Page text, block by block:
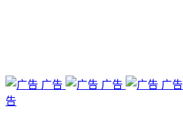
广告
广告 广告
告